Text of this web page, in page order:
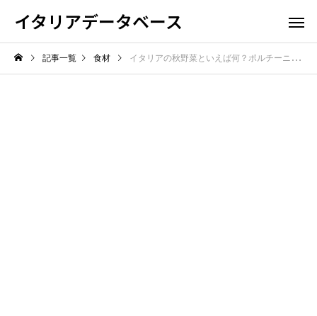
イタリアデータベース
記事一覧 食材 イタリアの秋野菜といえば何？ポルチーニやカボチャなど、秋が旬の食材を紹介